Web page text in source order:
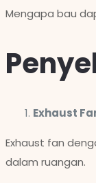
Mengapa bau
Exhaust
Exhaust fan
dalam ruangan.